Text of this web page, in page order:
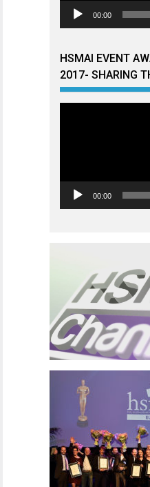
00:00
HSMAI EVENT
2017- SHARING
00:00